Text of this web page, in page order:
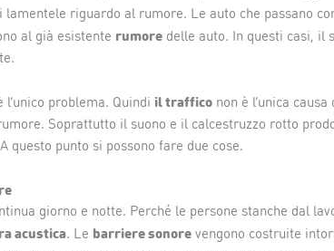
riguardo al rumore. Le auto che passano
al già esistente rumore delle auto. In questi casi, il
l’unico problema. Quindi il traffico non è l’unica
Soprattutto il suono e il calcestruzzo rotto
questo punto si possono fare due cose.
giorno e notte. Perché le persone stanche dal
acustica. Le barriere sonore vengono costruite